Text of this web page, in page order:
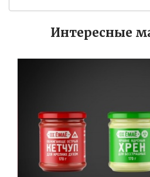
Интересные